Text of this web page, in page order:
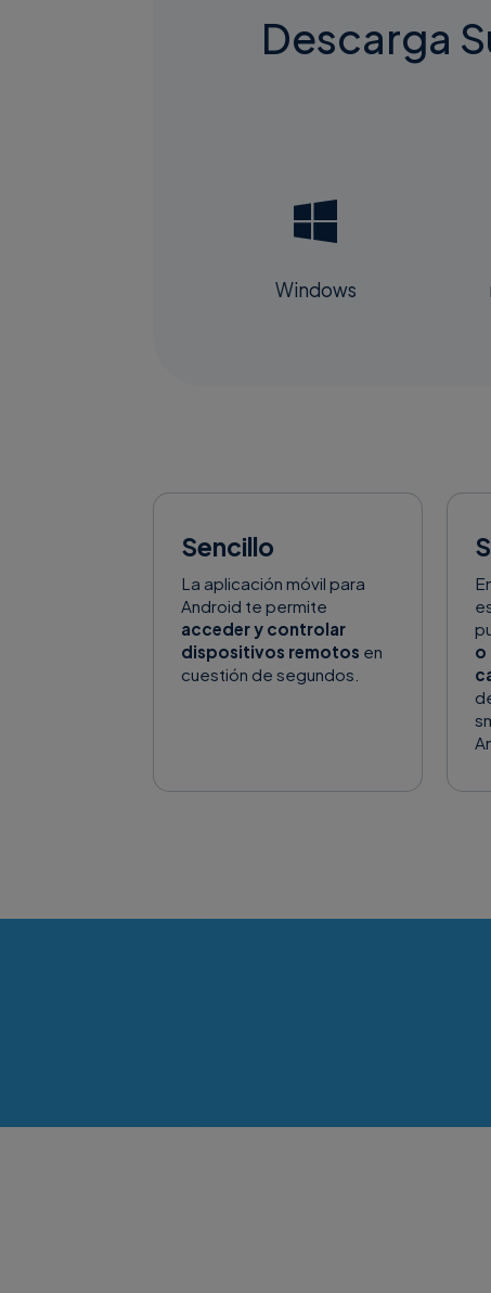
Descarga
Windows
Sencillo
La aplicación móvil para
Android te permite
acceder y controlar
dispositivos remotos en
cuestión de segundos.
o